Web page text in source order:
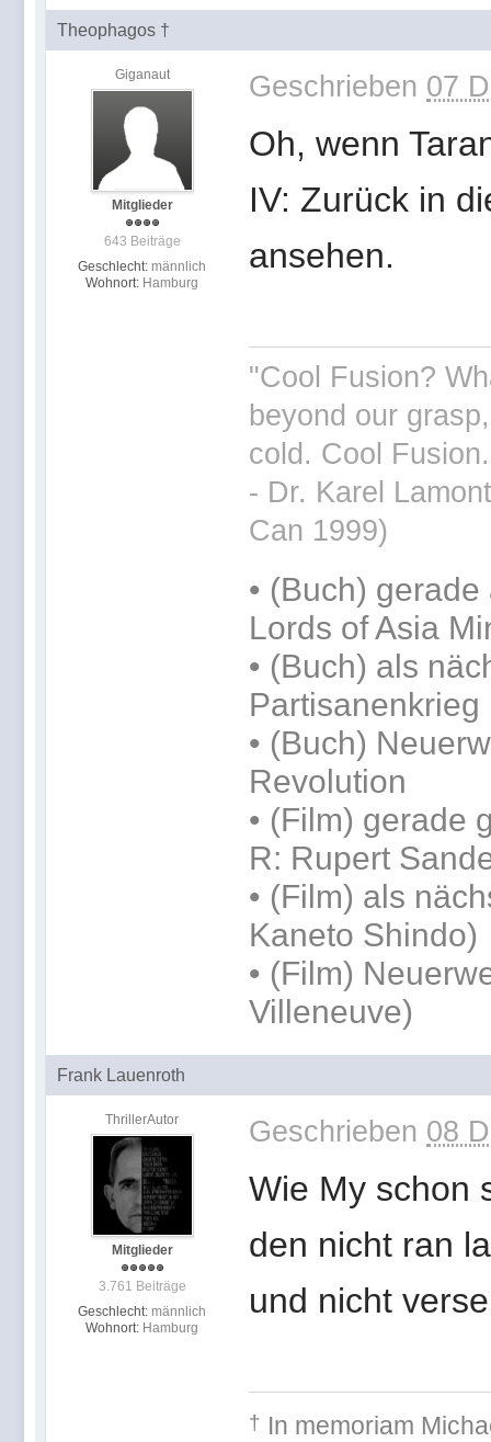
Theophagos †
Giganaut
Mitglieder
643 Beiträge
Geschlecht: männlich
Wohnort: Hamburg
Geschrieben 07
Oh, wenn
IV: Zurück in
ansehen.
"Cool Fusion?
beyond our
cold. Cool
- Dr. Karel
Can 1999)
• (Buch) gerade
Lords of Asia
• (Buch) als
Partisanenkrieg
• (Buch)
Revolution
• (Film) gerade
R: Rupert
• (Film) als
Kaneto Shindo)
• (Film)
Villeneuve)
Frank Lauenroth
ThrillerAutor
Mitglieder
3.761 Beiträge
Geschlecht: männlich
Wohnort: Hamburg
Geschrieben 08
Wie My schon
den nicht ran
und nicht
† In memoriam